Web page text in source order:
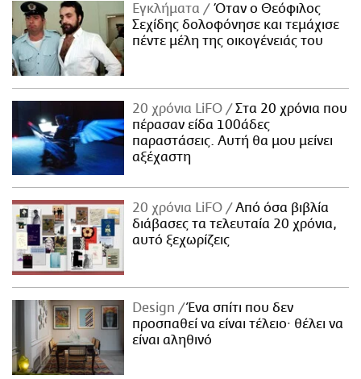
Εγκλήματα
Όταν ο Θεόφιλος
Σεχίδης δολοφόνησε και τεμάχισε
πέντε μέλη της οικογένειάς του
20 χρόνια LiFO
Στα 20 χρόνια που
πέρασαν είδα 100άδες
παραστάσεις. Αυτή θα μου μείνει
αξέχαστη
20 χρόνια LiFO
Από όσα βιβλία
διάβασες τα τελευταία 20 χρόνια,
αυτό ξεχωρίζεις
Design
Ένα σπίτι που δεν
προσπαθεί να είναι τέλειο· θέλει να
είναι αληθινό